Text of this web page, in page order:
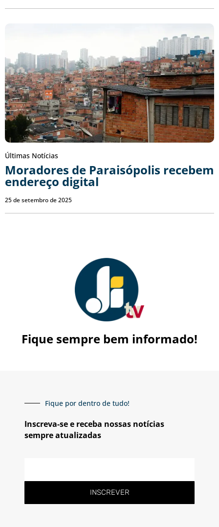
Últimas Notícias
Moradores de Paraisópolis recebem
endereço digital
25 de setembro de 2025
Fique sempre bem informado!
Fique por dentro de tudo!
Inscreva-se e receba nossas notícias
sempre atualizadas
INSCREVER